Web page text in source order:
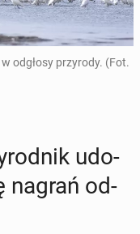
odgłosy przyrody. (Fot.
udo­
nagrań od­